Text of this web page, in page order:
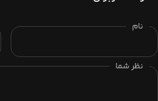
نام
نظر شما